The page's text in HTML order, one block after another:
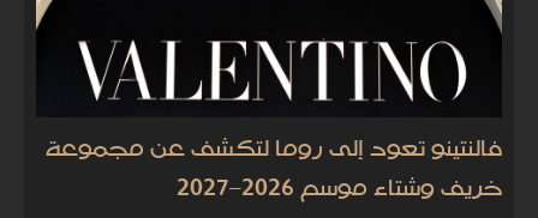
فالنتينو تعود إلى روما لتكشف عن مجموعة
خريف وشتاء موسم 2026–2027